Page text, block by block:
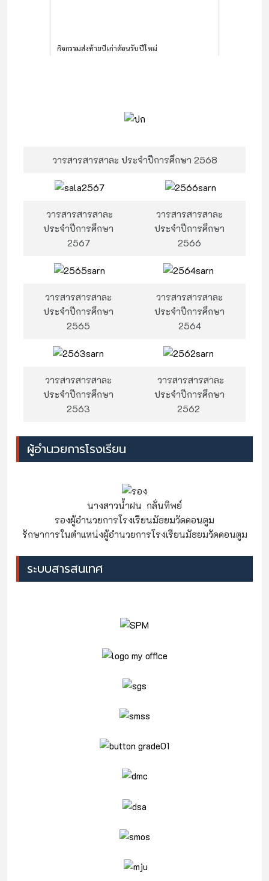
วารสารสารสาละ ประจำปีการศึกษา 2568
วารสารสารสาละ
ประจำปีการศึกษา
2567
วารสารสารสาละ
ประจำปีการศึกษา
2566
วารสารสารสาละ
ประจำปีการศึกษา
2565
วารสารสารสาละ
ประจำปีการศึกษา
2564
วารสารสารสาละ
ประจำปีการศึกษา
2563
วารสารสารสาละ
ประจำปีการศึกษา
2562
ผู้อำนวยการโรงเรียน
นางสาวน้ำฝน กลั่นทิพย์
รองผู้อำนวยการโรงเรียนมัธยมวัดดอนตูม
รักษาการในตำแหน่งผู้อำนวยการโรงเรียนมัธยมวัดดอนตูม
ระบบสารสนเทศ